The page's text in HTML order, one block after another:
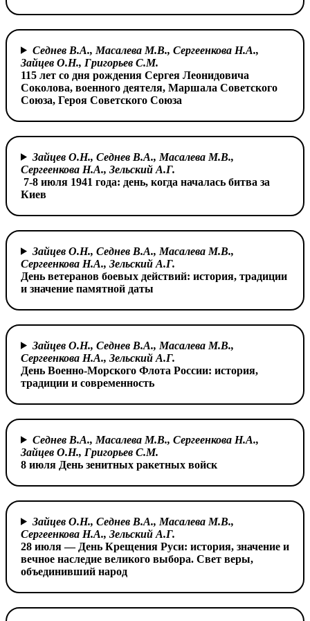
Седнев В.А., Масалева М.В., Сергеенкова Н.А.,
Зайцев О.Н., Григорьев С.М.
115 лет со дня рождения Сергея Леонидовича
Соколова, военного деятеля, Маршала Советского
Союза, Героя Советского Союза
Зайцев О.Н., Седнев В.А., Масалева М.В.,
Сергеенкова Н.А., Зельский А.Г.
7-8 июля 1941 года: день, когда началась битва за
Киев
Зайцев О.Н., Седнев В.А., Масалева М.В.,
Сергеенкова Н.А., Зельский А.Г.
День ветеранов боевых действий: история, традиции
и значение памятной даты
Зайцев О.Н., Седнев В.А., Масалева М.В.,
Сергеенкова Н.А., Зельский А.Г.
День Военно-Морского Флота России: история,
традиции и современность
Седнев В.А., Масалева М.В., Сергеенкова Н.А.,
Зайцев О.Н., Григорьев С.М.
8 июля День зенитных ракетных войск
Зайцев О.Н., Седнев В.А., Масалева М.В.,
Сергеенкова Н.А., Зельский А.Г.
28 июля — День Крещения Руси: история, значение и
вечное наследие великого выбора. Свет веры,
объединивший народ